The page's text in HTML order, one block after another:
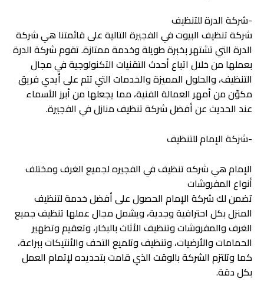
-شركة الدرة للتنظيف
شركة تنظيف البيوت في الفجيرة التالية على قائمتنا هي شركة
الدرة التي تشتهر بخبرة طويلة وخدمة ممتازة. تقوم شركة الدرة
بعملها من خلال اتباع أحدث التقنيات التكنولوجية في مجال
التنظيف، والحلول المميزة والخدمات التي تتم على أيدي فريق
مكوّن من أمهر العمالة الفنية، مما يجعلها من أبرز الأسماء
عند الحديث عن أفضل شركة تنظيف منازل في الفجيرة.
-شركة الإمام للتنظيف
الإمام هي شركه تنظيف في الفجيره لجميع الغرف ومختلف
أنواع المفروشات
تضمن لك شركة الإمام الحصول على أفضل خدمة لتنظيف
المنزل بكل احترافية وجدية، ويشمل مجال عملها تنظيف جميع
الغرف والمفروشات وتنظيف الأثاث بالبخار، وتعقيم وتطهير
الحمامات والأرضيات، وتنظيف وتلميع التحف والأنتيكات ببراعة،
كما وتلتزم الشركة بالوقت الذي قامت بتحديده لإتمام العمل
بكل دقة.